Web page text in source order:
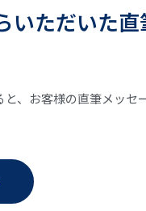
いただいた
、お客様の直筆メッセ